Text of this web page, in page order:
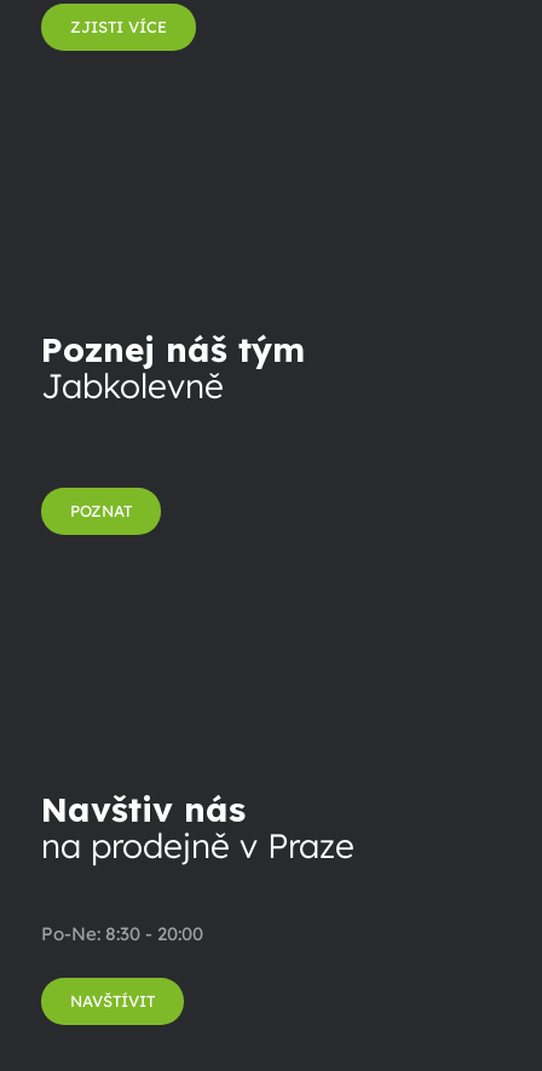
ZJISTI VÍCE
Poznej náš tým
Jabkolevně
POZNAT
Navštiv nás
na prodejně v Praze
Po-Ne: 8:30 - 20:00
NAVŠTÍVIT